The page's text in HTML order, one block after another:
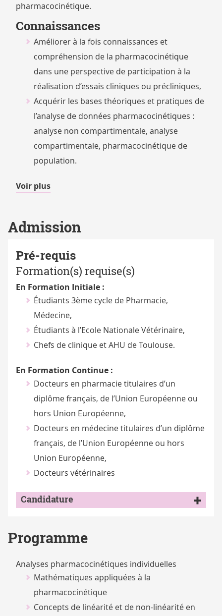
pharmacocinétique.
Connaissances
Améliorer à la fois connaissances et
compréhension de la pharmacocinétique
dans une perspective de participation à la
réalisation d’essais cliniques ou précliniques,
Acquérir les bases théoriques et pratiques de
l’analyse de données pharmacocinétiques :
analyse non compartimentale, analyse
compartimentale, pharmacocinétique de
population.
Voir plusde
Admission
Pré-requis
Formation(s) requise(s)
En Formation Initiale :
Étudiants 3ème cycle de Pharmacie,
Médecine,
Étudiants à l’Ecole Nationale Vétérinaire,
Chefs de clinique et AHU de Toulouse.
En Formation Continue :
Docteurs en pharmacie titulaires d’un
diplôme français, de l’Union Européenne ou
hors Union Européenne,
Docteurs en médecine titulaires d’un diplôme
français, de l’Union Européenne ou hors
Union Européenne,
Docteurs vétérinaires
Candidature
Programme
Analyses pharmacocinétiques individuelles
Mathématiques appliquées à la
pharmacocinétique
Concepts de linéarité et de non-linéarité en